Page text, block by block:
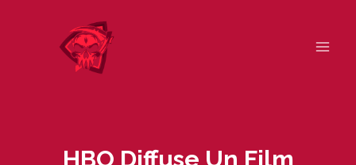
HBO Diffuse Un Film